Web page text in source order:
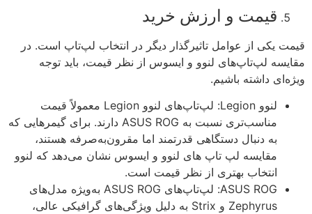
قیمت و ارزش خرید
یکی از عوامل تاثیرگذار دیگر در انتخاب لپ‌تاپ است. در
لپ‌تاپ‌های لنوو و ایسوس از نظر قیمت، باید توجه
داشته باشیم.
لنوو Legion: لپ‌تاپ‌های لنوو Legion معمولاً قیمت
مناسب‌تری نسبت به ASUS ROG دارند. برای گیمرهایی که
به دنبال دستگاهی قدرتمند اما مقرون‌به‌صرفه هستند،
مقایسه لپ تاپ های لنوو و ایسوس نشان می‌دهد که لنوو
انتخاب بهتری از نظر قیمت است.
ASUS ROG: لپ‌تاپ‌های ASUS ROG به‌ویژه مدل‌های
Zephyrus و Strix به دلیل ویژگی‌های گرافیکی عالی،